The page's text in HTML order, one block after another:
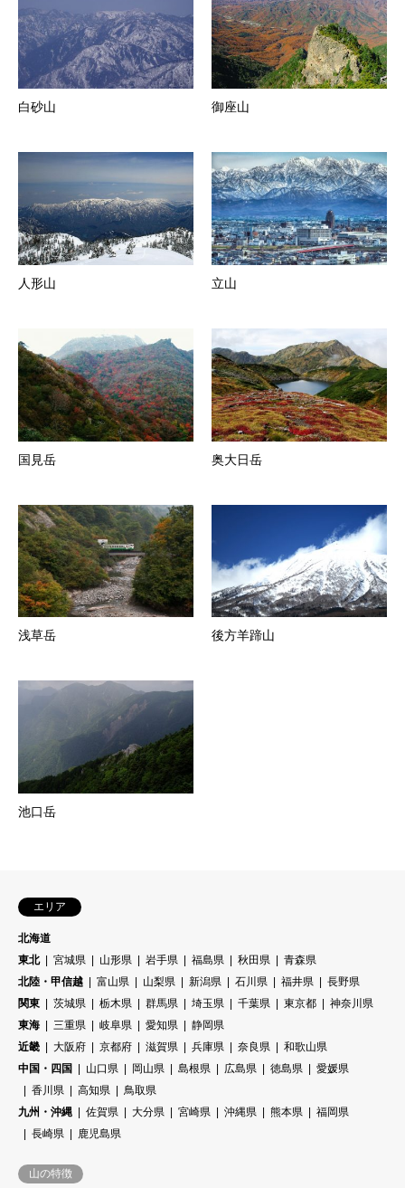
白砂山 御座山
人形山 立山
国見岳 奥大日岳
浅草岳 後方羊蹄山
池口岳
エリア
北海道
東北
宮城県 山形県 岩手県 福島県 秋田県
青森県
北陸・甲信越
富山県 山梨県 新潟県 石川県 福井県
長野県
関東
茨城県 栃木県 群馬県 埼玉県 千葉県 東京都
神奈川県
東海
三重県 岐阜県 愛知県
静岡県
近畿
大阪府 京都府 滋賀県 兵庫県 奈良県
和歌山県
中国・四国
山口県 岡山県 島根県 広島県 徳島県
愛媛県
香川県
高知県
鳥取県
九州・沖縄
佐賀県 大分県 宮崎県 沖縄県 熊本県
福岡県
長崎県
鹿児島県
山の特徴